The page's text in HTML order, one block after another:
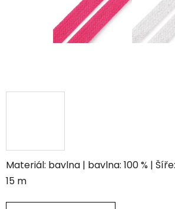
Materiál: bavlna | bavlna: 100 % |
15 m